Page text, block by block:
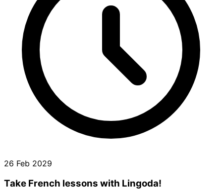
26 Feb 2029
Take French lessons with Lingoda!